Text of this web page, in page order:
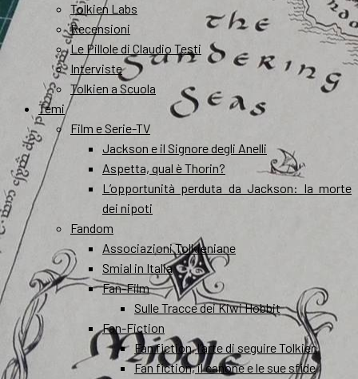
Tolkien Labs
Recensioni
Le Pillole di Claudio Testi
Interviste
Tolkien a Scuola
Temi
Film e Serie-TV
Jackson e il Signore degli Anelli
Aspetta, qual è Thorin?
L’opportunità perduta da Jackson: la morte
dei nipoti
Fandom
Associazioni Tolkieniane
Smial in Italia
Fan-Film
Sulle Tracce dei Kiwi Hobbit
Fan-Fiction
Fan fiction, l’arte di seguire Tolkien
Fan fiction, il canone e le sue sfide